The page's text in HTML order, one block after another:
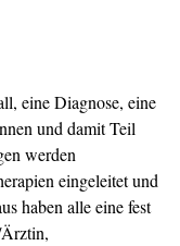
eine Diagnose, eine
und damit Teil
werden
eingeleitet und
haben alle eine fest